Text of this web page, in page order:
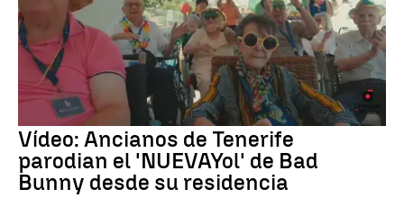
Vídeo: Ancianos de Tenerife
parodian el 'NUEVAYol' de Bad
Bunny desde su residencia